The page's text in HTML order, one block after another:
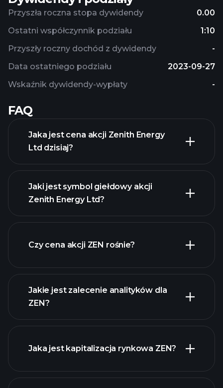
Przyszła roczna stopa dywidendy 0.00
Przyszły roczny dochód z dywidendy -
Wskaźnik dywidendy-wypłaty -
Ostatni współczynnik podziału 1:10
Data ostatniego podziału 2023-09-27
FAQ
Jaka jest cena akcji Zenith Energy
Ltd dzisiaj?
zaawansowanej wykresie
Jaki jest symbol giełdowy akcji
Zenith Energy Ltd?
Czy cena akcji ZEN rośnie?
wykresie.
Jakie jest zalecenie analityków dla
ZEN?
Jaka jest kapitalizacja rynkowa ZEN?